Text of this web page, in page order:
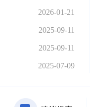
2026-01-21
2025-09-11
2025-09-11
2025-07-09